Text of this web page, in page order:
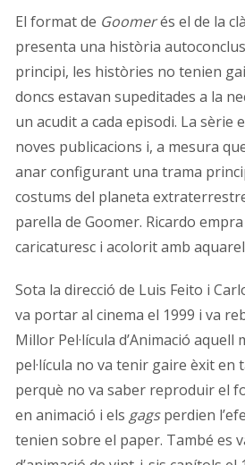
El format de Goomerés el de la
presenta una història
principi, les històries no tenien
doncs estavan supeditades a la
un acudit a cada episodi. La sèrie
noves publicacions i, a mesura
anar configurant una trama
costums del planeta
parella de Goomer. Ricardo
caricaturesc i acolorit amb
Sota la direcció de Luis Feito i
va portar al cinema el 1999 i va
Millor Pel·lícula d’Animació aquell
pel·lícula no va tenir gaire èxit en
perquè no va saber reproduir el
en animació i els gagsperdien
tenien sobre el paper. També es